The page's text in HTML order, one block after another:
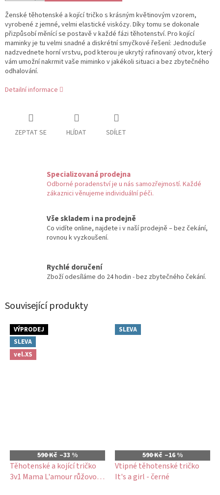
Ženské těhotenské a kojící tričko s krásným květinovým vzorem,
vyrobené z jemné, velmi elastické viskózy. Díky tomu se dokonale
přizpůsobí měnící se postavě v každé fázi těhotenství. Pro kojící
maminky je tu velmi snadné a diskrétní smyčkové řešení: Jednoduše
nadzvednete horní vrstvu, pod kterou je ukrytý rafinovaný otvor, který
vám umožní nakrmit vaše miminko v jakékoli situaci a bez zbytečného
odhalování.
Detailní informace
ZEPTAT SE HLÍDAT SDÍLET
Specializovaná prodejna
Odborné poradenství je u nás samozřejmostí. Každé
zákaznici věnujeme individuální péči.
Vše skladem i na prodejně
Co vidíte online, najdete i v naší prodejně – bez čekání,
rovnou k vyzkoušení.
Rychlé doručení
Zboží odesíláme do 24 hodin - bez zbytečného čekání.
Související produkty
VÝPRODEJ
SLEVA
vel.XS
590 Kč –33 %
Těhotenské a kojící tričko
3v1 Mama L'amour růžovo
SLEVA
590 Kč –16 %
Vtipné těhotenské tričko
It's a girl - černé